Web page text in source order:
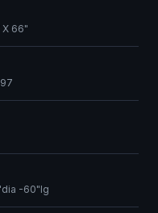
X 66"
-60"lg